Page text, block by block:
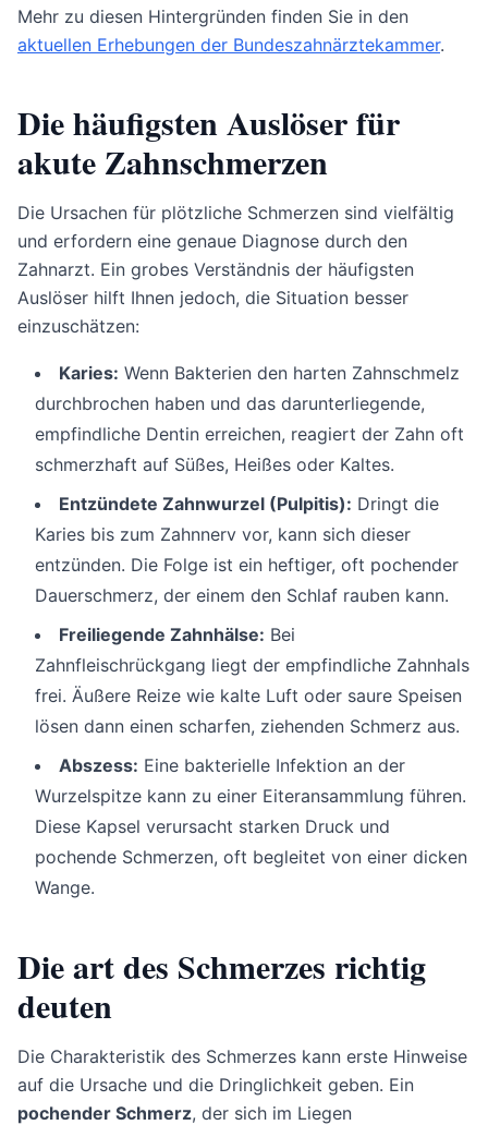
Mehr zu diesen Hintergründen finden Sie in den
aktuellen Erhebungen der Bundeszahnärztekammer.
Die häufigsten Auslöser für
akute Zahnschmerzen
Die Ursachen für plötzliche Schmerzen sind vielfältig
und erfordern eine genaue Diagnose durch den
Zahnarzt. Ein grobes Verständnis der häufigsten
Auslöser hilft Ihnen jedoch, die Situation besser
einzuschätzen:
Karies: Wenn Bakterien den harten Zahnschmelz
durchbrochen haben und das darunterliegende,
empfindliche Dentin erreichen, reagiert der Zahn oft
schmerzhaft auf Süßes, Heißes oder Kaltes.
Entzündete Zahnwurzel (Pulpitis): Dringt die
Karies bis zum Zahnnerv vor, kann sich dieser
entzünden. Die Folge ist ein heftiger, oft pochender
Dauerschmerz, der einem den Schlaf rauben kann.
Freiliegende Zahnhälse: Bei
Zahnfleischrückgang liegt der empfindliche Zahnhals
frei. Äußere Reize wie kalte Luft oder saure Speisen
lösen dann einen scharfen, ziehenden Schmerz aus.
Abszess: Eine bakterielle Infektion an der
Wurzelspitze kann zu einer Eiteransammlung führen.
Diese Kapsel verursacht starken Druck und
pochende Schmerzen, oft begleitet von einer dicken
Wange.
Die art des Schmerzes richtig
deuten
Die Charakteristik des Schmerzes kann erste Hinweise
auf die Ursache und die Dringlichkeit geben. Ein
pochender Schmerz, der sich im Liegen